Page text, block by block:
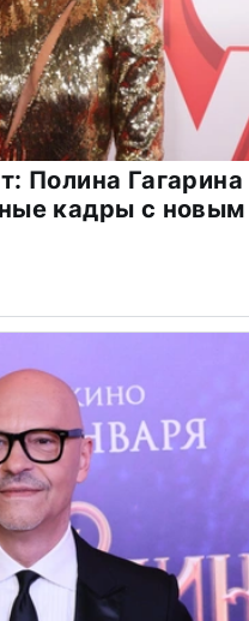
Полина Гагарина
кадры с новым